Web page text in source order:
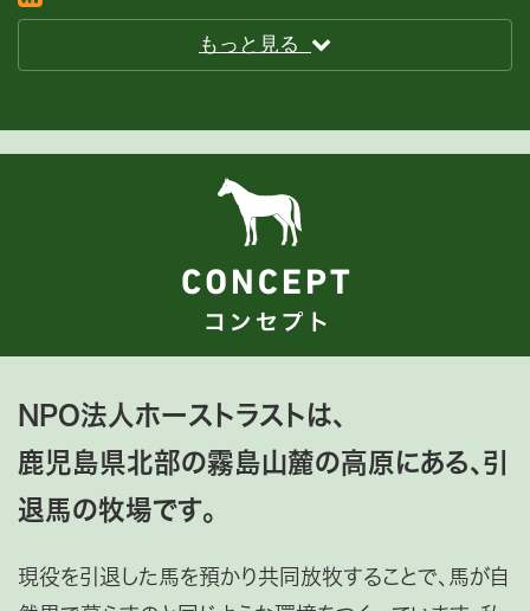
RSS(別ウィンドウで開きます)
もっと見る
NPO法人ホーストラストは、
鹿児島県北部の霧島山麓の高原にある、引
退馬の牧場です。
現役を引退した馬を預かり共同放牧することで、馬が自